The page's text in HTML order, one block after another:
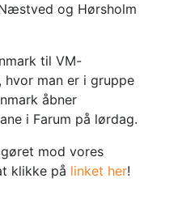
og Hørsholm
til VM-
man er i gruppe
åbner
i Farum på lørdag.
mod vores
klikke på linket her!